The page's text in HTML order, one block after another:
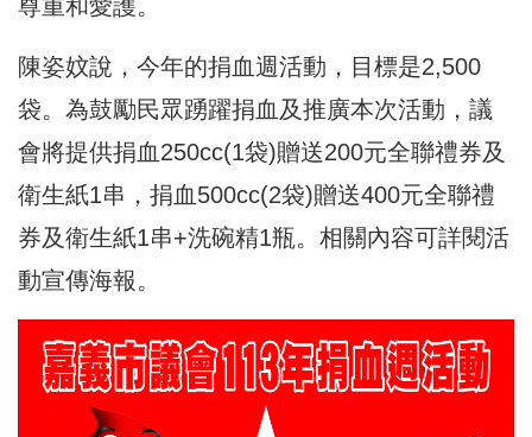
尊重和愛護。
陳姿妏說，今年的捐血週活動，目標是2,500
袋。為鼓勵民眾踴躍捐血及推廣本次活動，議
會將提供捐血250cc(1袋)贈送200元全聯禮券及
衛生紙1串，捐血500cc(2袋)贈送400元全聯禮
券及衛生紙1串+洗碗精1瓶。相關內容可詳閱活
動宣傳海報。